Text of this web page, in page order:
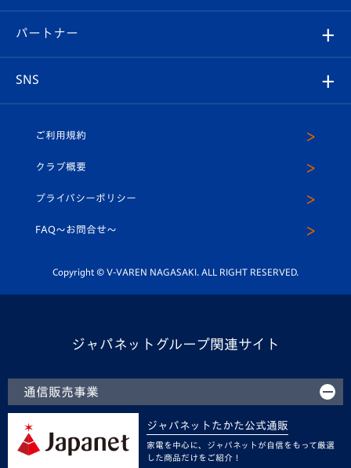
メディア
ホームタウン
マスコット紹介
平和祈念活動
ホームタウン活動
ヴィヴィくんの長崎おもてなしガイド
スタジアムグルメ
V-LOVERS（ファンクラブ）
プレイヤーズスイート
店舗情報
育成からのお知らせ
U-18
スクール
パートナー
SNS
ヴィヴィくんインスタグラム
公式LINE＠
ご利用規約
クラブ概要
プライバシーポリシー
FAQ〜お問合せ〜
Copyright © V-VAREN NAGASAKI. ALL RIGHT RESERVED.
ジャパネットグループ関連サイト
通信販売事業
ジャパネットたかた公式通販
家電を中心に、ジャパネットが自信をもって厳選
した商品だけをご紹介！